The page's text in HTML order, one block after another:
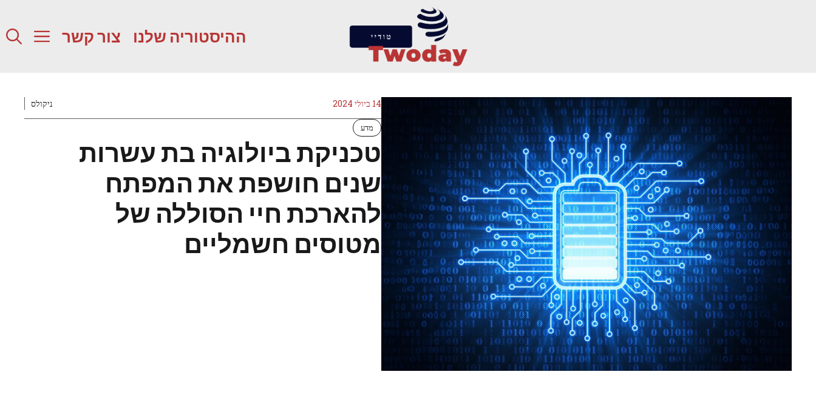
ההיסטוריה שלנו צור קשר
14 ביולי 2024 ניקולס
מדע
טכניקת ביולוגיה בת עשרות
שנים חושפת את המפתח
להארכת חיי הסוללה של
מטוסים חשמליים